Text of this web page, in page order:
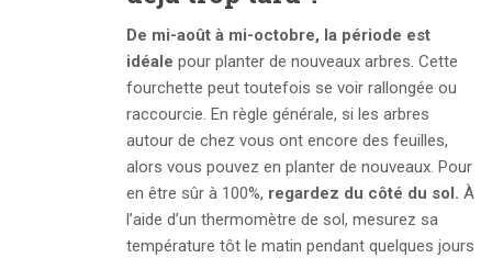
De mi-août à mi-octobre, la période est
idéale pour planter de nouveaux arbres. Cette
fourchette peut toutefois se voir rallongée ou
raccourcie. En règle générale, si les arbres
autour de chez vous ont encore des feuilles,
alors vous pouvez en planter de nouveaux. Pour
en être sûr à 100%, regardez du côté du sol. À
l’aide d’un thermomètre de sol, mesurez sa
température tôt le matin pendant quelques jours